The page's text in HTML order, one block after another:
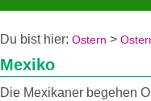
Du bist hier: Ostern >
Mexiko
Die Mexikaner begehen